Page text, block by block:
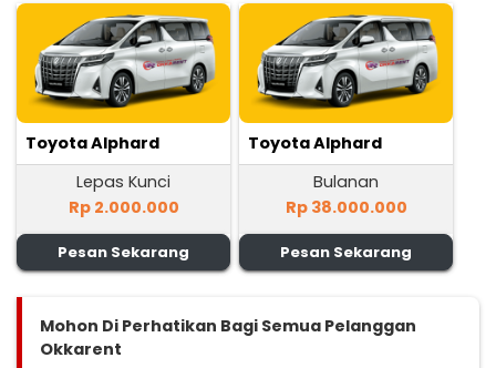
Toyota Alphard
Lepas Kunci
Rp 2.000.000
Pesan Sekarang
Toyota Alphard
Bulanan
Rp 38.000.000
Pesan Sekarang
Mohon Di Perhatikan Bagi Semua Pelanggan
Okkarent